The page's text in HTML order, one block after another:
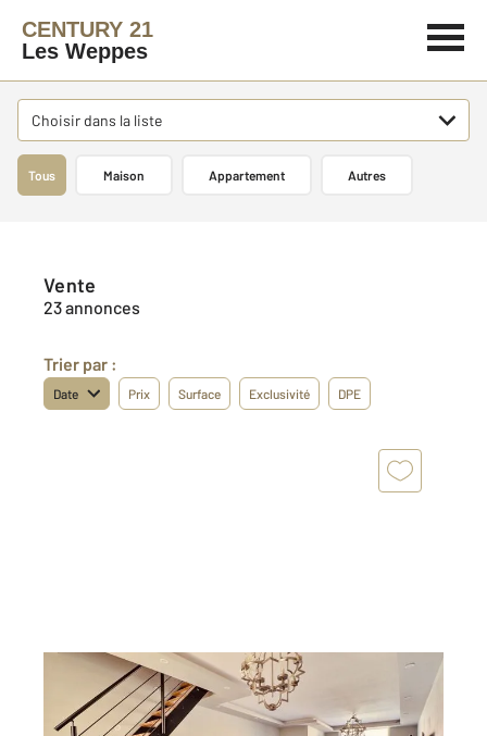
CENTURY 21
Les Weppes
Choisir dans la liste
Tous Maison Appartement Autres
Vente
23 annonces
Trier par :
Date Prix Surface Exclusivité DPE
HAUBOURDIN 59
118 m2 , 5 pièces
Ref : 959